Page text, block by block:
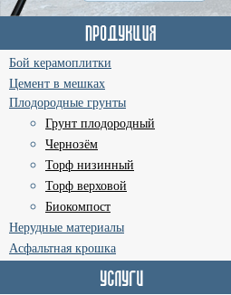
Бой керамоплитки
Цемент в мешках
Плодородные грунты
Грунт плодородный
Чернозём
Торф низинный
Торф верховой
Биокомпост
Нерудные материалы
Асфальтная крошка